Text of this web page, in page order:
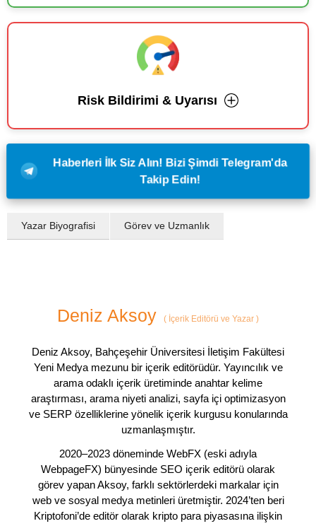
Risk Bildirimi & Uyarısı
Haberleri İlk Siz Alın! Bizi Şimdi Telegram'da
Takip Edin!
Yazar Biyografisi Görev ve Uzmanlık
Deniz Aksoy ( İçerik Editörü ve Yazar )
Deniz Aksoy, Bahçeşehir Üniversitesi İletişim Fakültesi
Yeni Medya mezunu bir içerik editörüdür. Yayıncılık ve
arama odaklı içerik üretiminde anahtar kelime
araştırması, arama niyeti analizi, sayfa içi optimizasyon
ve SERP özelliklerine yönelik içerik kurgusu konularında
uzmanlaşmıştır.
2020–2023 döneminde WebFX (eski adıyla
WebpageFX) bünyesinde SEO içerik editörü olarak
görev yapan Aksoy, farklı sektörlerdeki markalar için
web ve sosyal medya metinleri üretmiştir. 2024’ten beri
Kriptofoni’de editör olarak kripto para piyasasına ilişkin